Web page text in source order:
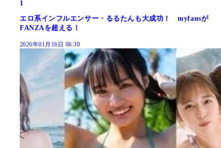
1
エロ系インフルエンサー・るるたんも大成功！ myfansが
FANZAを超える！
2026年01月16日 06:30